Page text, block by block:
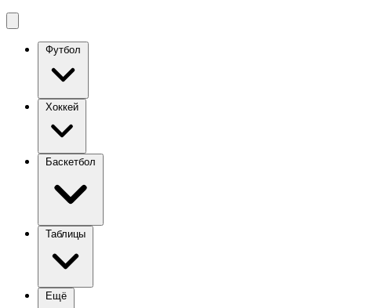
Футбол
Хоккей
Баскетбол
Таблицы
Ещё